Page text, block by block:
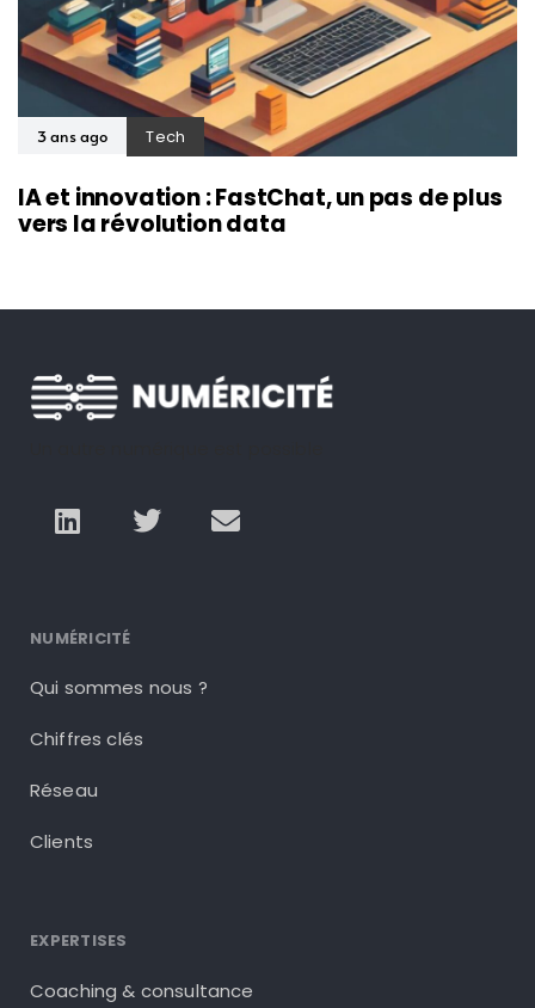
3 ans ago Tech
IA et innovation : FastChat, un pas de plus
vers la révolution data
NUMÉRICITÉ
Qui sommes nous ?
Chiffres clés
Réseau
Clients
EXPERTISES
Coaching & consultance